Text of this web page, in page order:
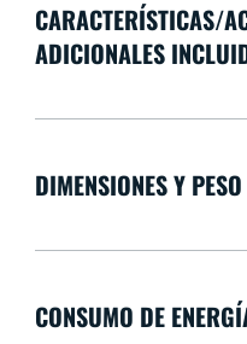
CARACTERÍSTICAS/
ADICIONALES
DIMENSIONES Y
CONSUMO DE